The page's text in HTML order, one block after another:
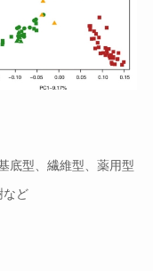
底型、繊維型、薬用型
など